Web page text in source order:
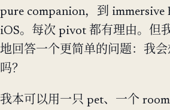
pure companion，到 immersive
iOS。每次 pivot 都有理由。但
地回答一个更简单的问题：我
吗？
我本可以用一只 pet、一个